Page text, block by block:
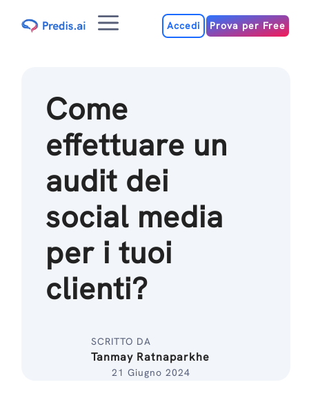
MenuAccedi Prova per Free
Come
effettuare un
audit dei
social media
per i tuoi
clienti?
SCRITTO DA
Tanmay Ratnaparkhe
21 Giugno 2024